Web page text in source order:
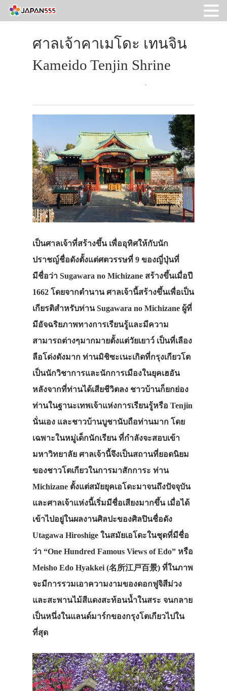
ศาลเจ้าคาเมโดะ เทนจิน
Kameido Tenjin Shrine
เป็นศาลเจ้าที่สร้างขึ้น เพื่ออุทิศให้กับนัก
ปราชญ์ชื่อดังตั้งแต่ศตวรรษที่ 9 ของญี่ปุ่นที่
มีชื่อว่า Sugawara no Michizane สร้างขึ้นเมื่อปี
1662 โดยจากตำนาน ศาลเจ้านี้สร้างขึ้นเพื่อเป็น
เกียรติสำหรับท่าน Sugawara no Michizane ผู้ที่
มีอัจฉริยภาพทางการเรียนรู้และมีความ
สามารถต่างๆมากมายตั้งแต่วัยเยาว์ เป็นที่เลือง
ลือโด่งดังมาก ท่านมิชิซะเนะเกิดที่กรุงเกียวโต
เป็นนักวิชาการและนักการเมืองในยุคเฮอัน
หลังจากที่ท่านได้เสียชีวิตลง ชาวบ้านก็ยกย่อง
ท่านในฐานะเทพเจ้าแห่งการเรียนรู้หรือ Tenjin
นั่นเอง และชาวบ้านบูชานับถือท่านมาก โดย
เฉพาะในหมู่เด็กนักเรียน ที่กำลังจะสอบเข้า
มหาวิทยาลัย ศาลเจ้านี้จึงเป็นสถานที่ยอดนิยม
ของชาวโตเกียวในการมาสักการะ ท่าน
Michizane ตั้งแต่สมัยยุคเอโดะมาจนถึงปัจจุบัน
และศาลเจ้าแห่งนี้เริ่มมีชื่อเสียงมากขึ้น เมื่อได้
เข้าไปอยู่ในผลงานศิลปะของศิลปินชื่อดัง
Utagawa Hiroshige ในสมัยเอโดะในชุดที่มีชื่อ
ว่า “One Hundred Famous Views of Edo” หรือ
Meisho Edo Hyakkei (名所江戸百景) ที่ในภาพ
จะมีการรวมเอาความงามของดอกฟูจิสีม่วง
และสะพานไม้สีแดงสะท้อนน้ำในสระ จนกลาย
เป็นหนึ่งในแลนด์มาร์กของกรุงโตเกียวไปใน
ที่สุด